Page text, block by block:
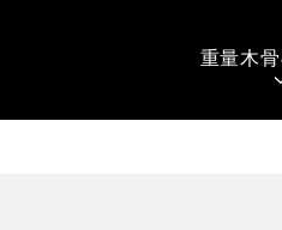
重量木